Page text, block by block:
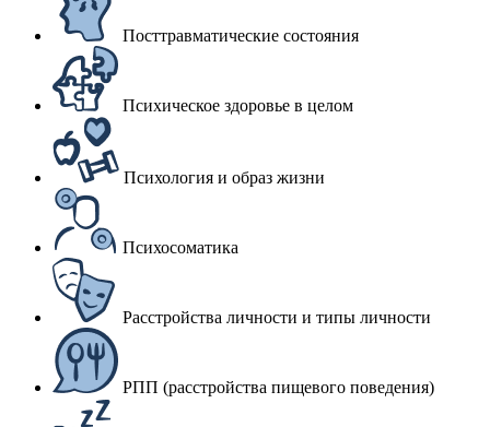
Посттравматические состояния
Психическое здоровье в целом
Психология и образ жизни
Психосоматика
Расстройства личности и типы личности
РПП (расстройства пищевого поведения)